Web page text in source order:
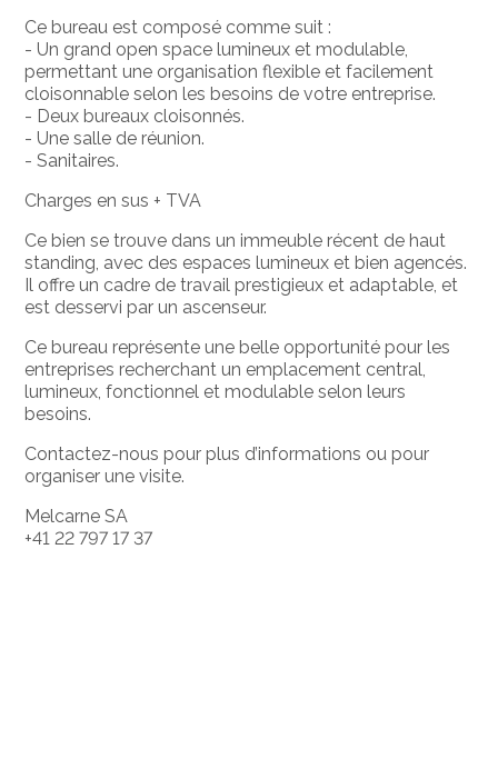
Ce bureau est composé comme suit :
- Un grand open space lumineux et modulable,
permettant une organisation flexible et facilement
cloisonnable selon les besoins de votre entreprise.
- Deux bureaux cloisonnés.
- Une salle de réunion.
- Sanitaires.
Charges en sus + TVA
Ce bien se trouve dans un immeuble récent de haut
standing, avec des espaces lumineux et bien agencés.
Il offre un cadre de travail prestigieux et adaptable, et
est desservi par un ascenseur.
Ce bureau représente une belle opportunité pour les
entreprises recherchant un emplacement central,
lumineux, fonctionnel et modulable selon leurs
besoins.
Contactez-nous pour plus d’informations ou pour
organiser une visite.
Melcarne SA
+41 22 797 17 37